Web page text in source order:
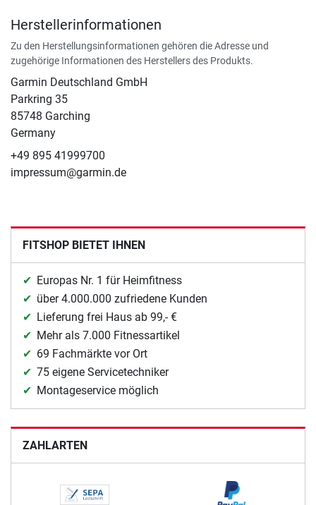
Herstellerinformationen
Zu den Herstellungsinformationen gehören die Adresse und
zugehörige Informationen des Herstellers des Produkts.
Garmin Deutschland GmbH
Parkring 35
85748 Garching
Germany
+49 895 41999700
impressum@garmin.de
FITSHOP BIETET IHNEN
Europas Nr. 1 für Heimfitness
über 4.000.000 zufriedene Kunden
Lieferung frei Haus ab 99,- €
Mehr als 7.000 Fitnessartikel
69 Fachmärkte vor Ort
75 eigene Servicetechniker
Montageservice möglich
ZAHLARTEN